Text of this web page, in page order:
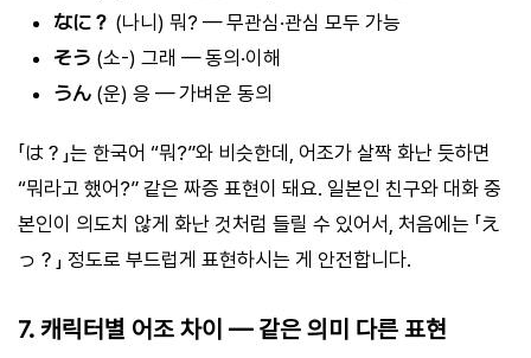
なに？ (나니) 뭐? — 무관심·관심 모두 가능
そう (소-) 그래 — 동의·이해
うん (운) 응 — 가벼운 동의
「は？」는 한국어 “뭐?”와 비슷한데, 어조가 살짝 화난 듯하면
“뭐라고 했어?” 같은 짜증 표현이 돼요. 일본인 친구와 대화 중
본인이 의도치 않게 화난 것처럼 들릴 수 있어서, 처음에는 「え
っ？」 정도로 부드럽게 표현하시는 게 안전합니다.
7. 캐릭터별 어조 차이 — 같은 의미 다른 표현